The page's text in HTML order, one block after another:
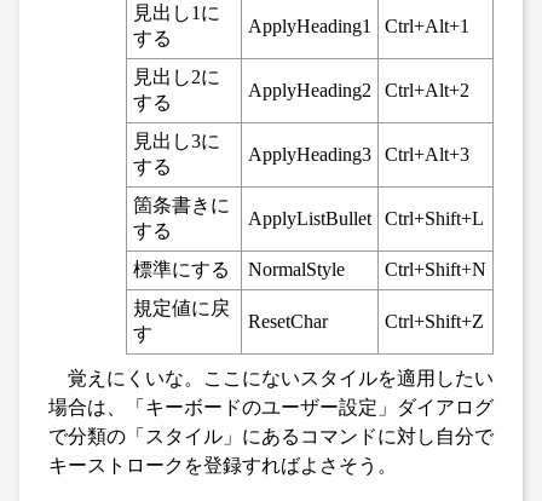
見出し1に
する
ApplyHeading1 Ctrl+Alt+1
見出し2に
する
ApplyHeading2 Ctrl+Alt+2
見出し3に
する
ApplyHeading3 Ctrl+Alt+3
箇条書きに
する
ApplyListBullet Ctrl+Shift+L
標準にする NormalStyle
Ctrl+Shift+N
規定値に戻
す
ResetChar Ctrl+Shift+Z
覚えにくいな。ここにないスタイルを適用したい
場合は、「キーボードのユーザー設定」ダイアログ
で分類の「スタイル」にあるコマンドに対し自分で
キーストロークを登録すればよさそう。